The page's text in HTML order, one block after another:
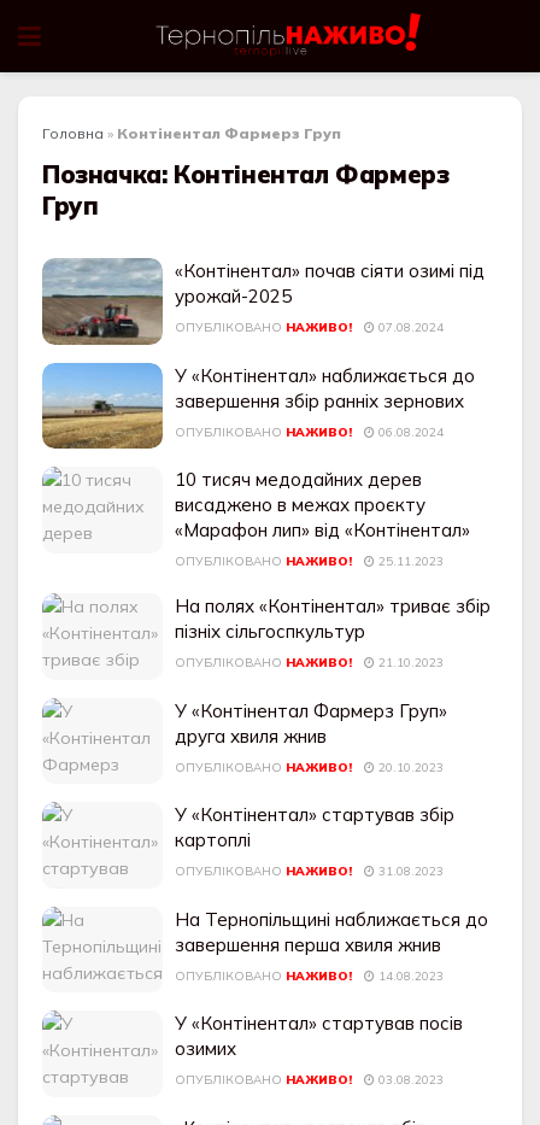
Головна » Контінентал Фармерз Груп
Позначка: Контінентал Фармерз
Груп
«Контінентал» почав сіяти озимі під
урожай-2025
ОПУБЛІКОВАНО НАЖИВО! 07.08.2024
У «Контінентал» наближається до
завершення збір ранніх зернових
ОПУБЛІКОВАНО НАЖИВО! 06.08.2024
10 тисяч медодайних дерев
висаджено в межах проєкту
«Марафон лип» від «Контінентал»
ОПУБЛІКОВАНО НАЖИВО! 25.11.2023
На полях «Контінентал» триває збір
пізніх сільгоспкультур
ОПУБЛІКОВАНО НАЖИВО! 21.10.2023
У «Контінентал Фармерз Груп»
друга хвиля жнив
ОПУБЛІКОВАНО НАЖИВО! 20.10.2023
У «Контінентал» стартував збір
картоплі
ОПУБЛІКОВАНО НАЖИВО! 31.08.2023
На Тернопільщині наближається до
завершення перша хвиля жнив
ОПУБЛІКОВАНО НАЖИВО! 14.08.2023
У «Контінентал» стартував посів
озимих
ОПУБЛІКОВАНО НАЖИВО! 03.08.2023